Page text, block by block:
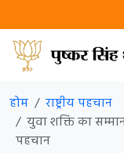
होम
राष्ट्रीय पहचान
युवा शक्ति का
पहचान